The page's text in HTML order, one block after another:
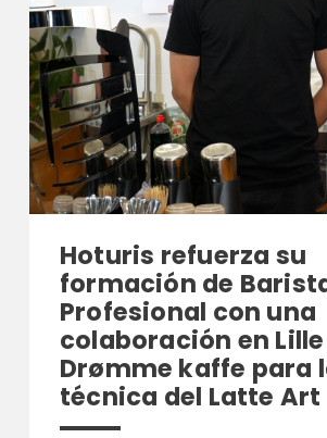
Hoturis refuerza su
formación de
Profesional con una
colaboración en Lille
Drømme kaffe para
técnica del Latte Art